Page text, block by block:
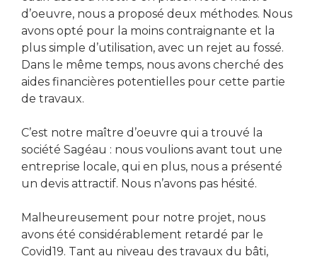
d’oeuvre, nous a proposé deux méthodes. Nous
avons opté pour la moins contraignante et la
plus simple d’utilisation, avec un rejet au fossé.
Dans le même temps, nous avons cherché des
aides financières potentielles pour cette partie
de travaux.
C’est notre maître d’oeuvre qui a trouvé la
société Sagéau : nous voulions avant tout une
entreprise locale, qui en plus, nous a présenté
un devis attractif. Nous n’avons pas hésité.
Malheureusement pour notre projet, nous
avons été considérablement retardé par le
Covid19. Tant au niveau des travaux du bâti,